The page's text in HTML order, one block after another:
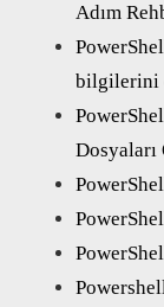
Adım
bilgilerini